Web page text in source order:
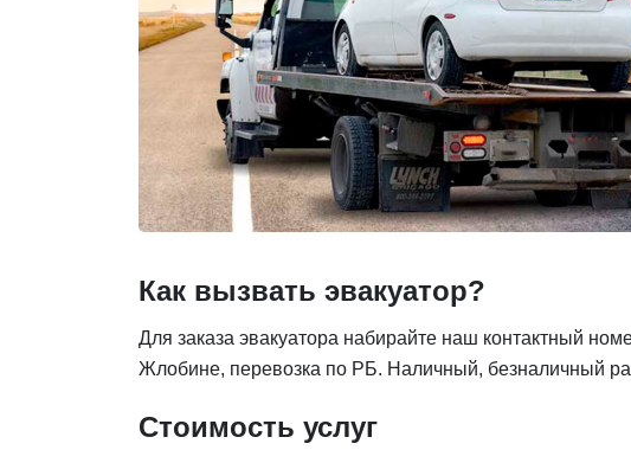
Как вызвать эвакуатор?
Для заказа эвакуатора набирайте наш контактный
Жлобине, перевозка по РБ. Наличный, безналичный
Стоимость услуг